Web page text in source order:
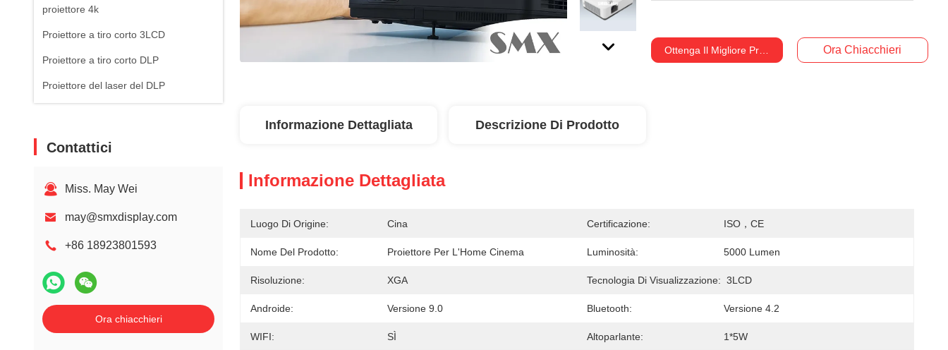
proiettore 4k
Proiettore a tiro corto 3LCD
Proiettore a tiro corto DLP
Proiettore del laser del DLP
Contattici
Miss. May Wei
may@smxdisplay.com
+86 18923801593
Ora chiacchieri
Ottenga Il Migliore Prezzo Ora Chiacchieri
Informazione Dettagliata Descrizione Di Prodotto
Informazione Dettagliata
Luogo Di Origine: Cina Certificazione: ISO，CE
Nome Del Prodotto: Proiettore Per L'Home Cinema Luminosità: 5000 Lumen
Risoluzione: XGA Tecnologia Di Visualizzazione: 3LCD
Androide: Versione 9.0 Bluetooth: Versione 4.2
WIFI: SÌ Altoparlante: 1*5W